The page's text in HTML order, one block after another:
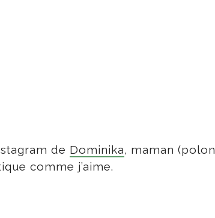
de Dominika, maman
comme j’aime.